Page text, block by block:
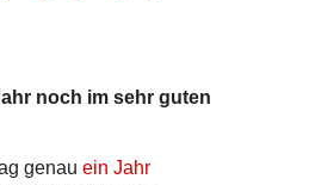
noch im sehr guten
genau ein Jahr